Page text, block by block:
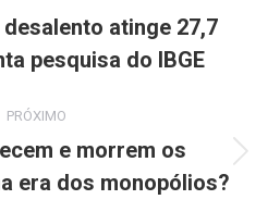
Post
anterior:
atinge 27,7
pesquisa do IBGE
PRÓXIMO
Próximo
post:
e morrem os
era dos monopólios?